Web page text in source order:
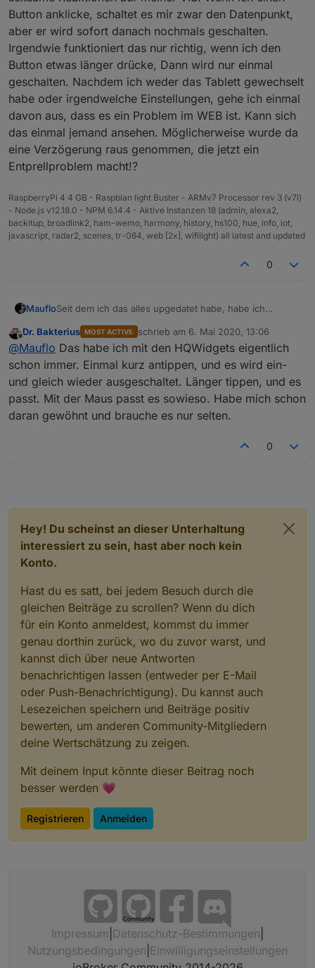
Button anklicke, schaltet es mir zwar den Datenpunkt,
aber er wird sofort danach nochmals geschalten.
Irgendwie funktioniert das nur richtig, wenn ich den
Button etwas länger drücke, Dann wird nur einmal
geschalten. Nachdem ich weder das Tablett gewechselt
habe oder irgendwelche Einstellungen, gehe ich einmal
davon aus, dass es ein Problem im WEB ist. Kann sich
das einmal jemand ansehen. Möglicherweise wurde da
eine Verzögerung raus genommen, die jetzt ein
Entprellproblem macht!?
RaspberryPi 4 4 GB - Raspbian light Buster - ARMv7 Processor rev 3 (v7l)
- Node.js v12.18.0 - NPM 6.14.4 - Aktive Instanzen 18 (admin, alexa2,
backitup, broadlink2, ham-wemo, harmony, history, hs100, hue, info, iot,
javascript, radar2, scenes, tr-064, web [2x], wifilight) all latest and updated
0
MaufloSeit dem ich das alles upgedatet habe, habe ich
Button anklicke, schaltet es mir zwar den Datenpunkt,
aber er wird sofort danach nochmals geschalten.
Irgendwie funktioniert das nur richtig, wenn ich den
Button etwas länger drücke, Dann wird nur einmal
geschalten. Nachdem ich weder das Tablett
gewechselt habe oder irgendwelche Einstellungen,
gehe ich einmal davon aus, dass es ein Problem im
Möglicherweise wurde da eine Verzögerung raus
Online
Dr. Bakterius MOST ACTIVE schrieb am 6. Mai 2020, 13:06
zuletzt editiert von
@Mauflo Das habe ich mit den HQWidgets eigentlich
schon immer. Einmal kurz antippen, und es wird ein-
und gleich wieder ausgeschaltet. Länger tippen, und es
passt. Mit der Maus passt es sowieso. Habe mich schon
daran gewöhnt und brauche es nur selten.
0
Hey! Du scheinst an dieser Unterhaltung
interessiert zu sein, hast aber noch kein
Konto.
Hast du es satt, bei jedem Besuch durch die
gleichen Beiträge zu scrollen? Wenn du dich
für ein Konto anmeldest, kommst du immer
genau dorthin zurück, wo du zuvor warst, und
kannst dich über neue Antworten
benachrichtigen lassen (entweder per E-Mail
oder Push-Benachrichtigung). Du kannst auch
Lesezeichen speichern und Beiträge positiv
bewerten, um anderen Community-Mitgliedern
deine Wertschätzung zu zeigen.
Mit deinem Input könnte dieser Beitrag noch
besser werden 💗
Registrieren Anmelden
Community
Impressum Datenschutz-Bestimmungen
Nutzungsbedingungen Einwilligungseinstellungen